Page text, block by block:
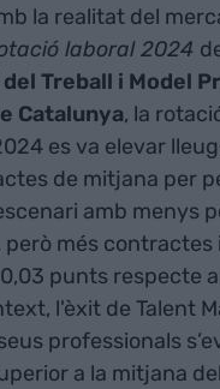
la realitat del
laboral 2024
Treball i Model
Catalunya, la
es va elevar
de mitjana per
amb menys
més contractes
punts respecte a
l'èxit de Talent
professionals
a la mitjana